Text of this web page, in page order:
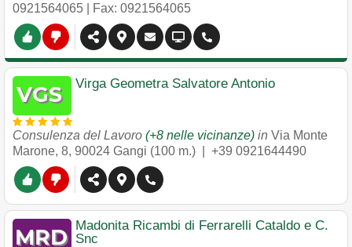
0921564065 | Fax: 0921564065
Virga Geometra Salvatore Antonio
Consulenza del Lavoro (+8 nelle vicinanze) in Via Monte
Marone, 8, 90024 Gangi (100 m.) | +39 0921644490
Madonita Ricambi di Ferrarelli Cataldo e C.
Snc